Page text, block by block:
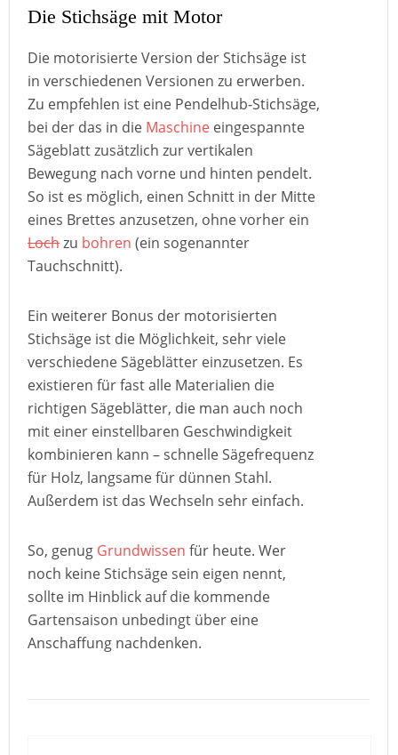
Die Stichsäge mit Motor
Die motorisierte Version der Stichsäge ist
in verschiedenen Versionen zu erwerben.
Zu empfehlen ist eine Pendelhub-Stichsäge,
bei der das in die Maschine eingespannte
Sägeblatt zusätzlich zur vertikalen
Bewegung nach vorne und hinten pendelt.
So ist es möglich, einen Schnitt in der Mitte
eines Brettes anzusetzen, ohne vorher ein
Lochzu bohren (ein sogenannter
Tauchschnitt).
Ein weiterer Bonus der motorisierten
Stichsäge ist die Möglichkeit, sehr viele
verschiedene Sägeblätter einzusetzen. Es
existieren für fast alle Materialien die
richtigen Sägeblätter, die man auch noch
mit einer einstellbaren Geschwindigkeit
kombinieren kann – schnelle Sägefrequenz
für Holz, langsame für dünnen Stahl.
Außerdem ist das Wechseln sehr einfach.
So, genug Grundwissen für heute. Wer
noch keine Stichsäge sein eigen nennt,
sollte im Hinblick auf die kommende
Gartensaison unbedingt über eine
Anschaffung nachdenken.